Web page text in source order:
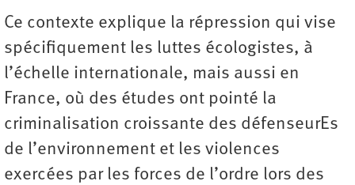
Ce contexte explique la répression qui vise
spécifiquement les luttes écologistes, à
l’échelle internationale, mais aussi en
France, où des études ont pointé la
criminalisation croissante des défenseurEs
de l’environnement et les violences
exercées par les forces de l’ordre lors des